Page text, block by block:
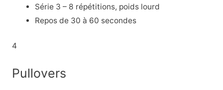
Série 3 – 8 répétitions, poids lourd
Repos de 30 à 60 secondes
4
Pullovers